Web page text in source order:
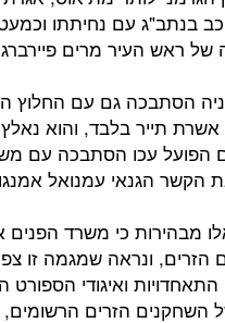
בנתב"ג עם נחיתתו
ראש העיר מרים
הסתבכה גם עם החלוץ
אשרת תייר בלבד, והוא
הפועל עכו הסתבכה עם
הקשר הגנאי עמנואל
מבהירות כי משרד
הזרים, ונראה שמגמה זו
ואיגודי הספורט
השחקנים הזרים